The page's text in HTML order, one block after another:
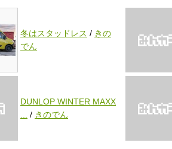
冬はスタッドレス / きの
でん
DUNLOP WINTER MAXX
/ きのでん